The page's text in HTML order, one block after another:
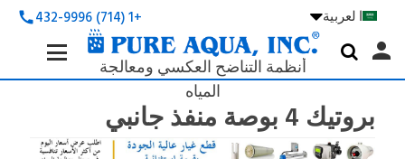
call +1 (714) 432-9996 ا لعربية
أنظمة التناضح العكسي ومعالجة
المياه
Search
Keyword:
 person
بروتيك 4 بوصة منفذ جانبي